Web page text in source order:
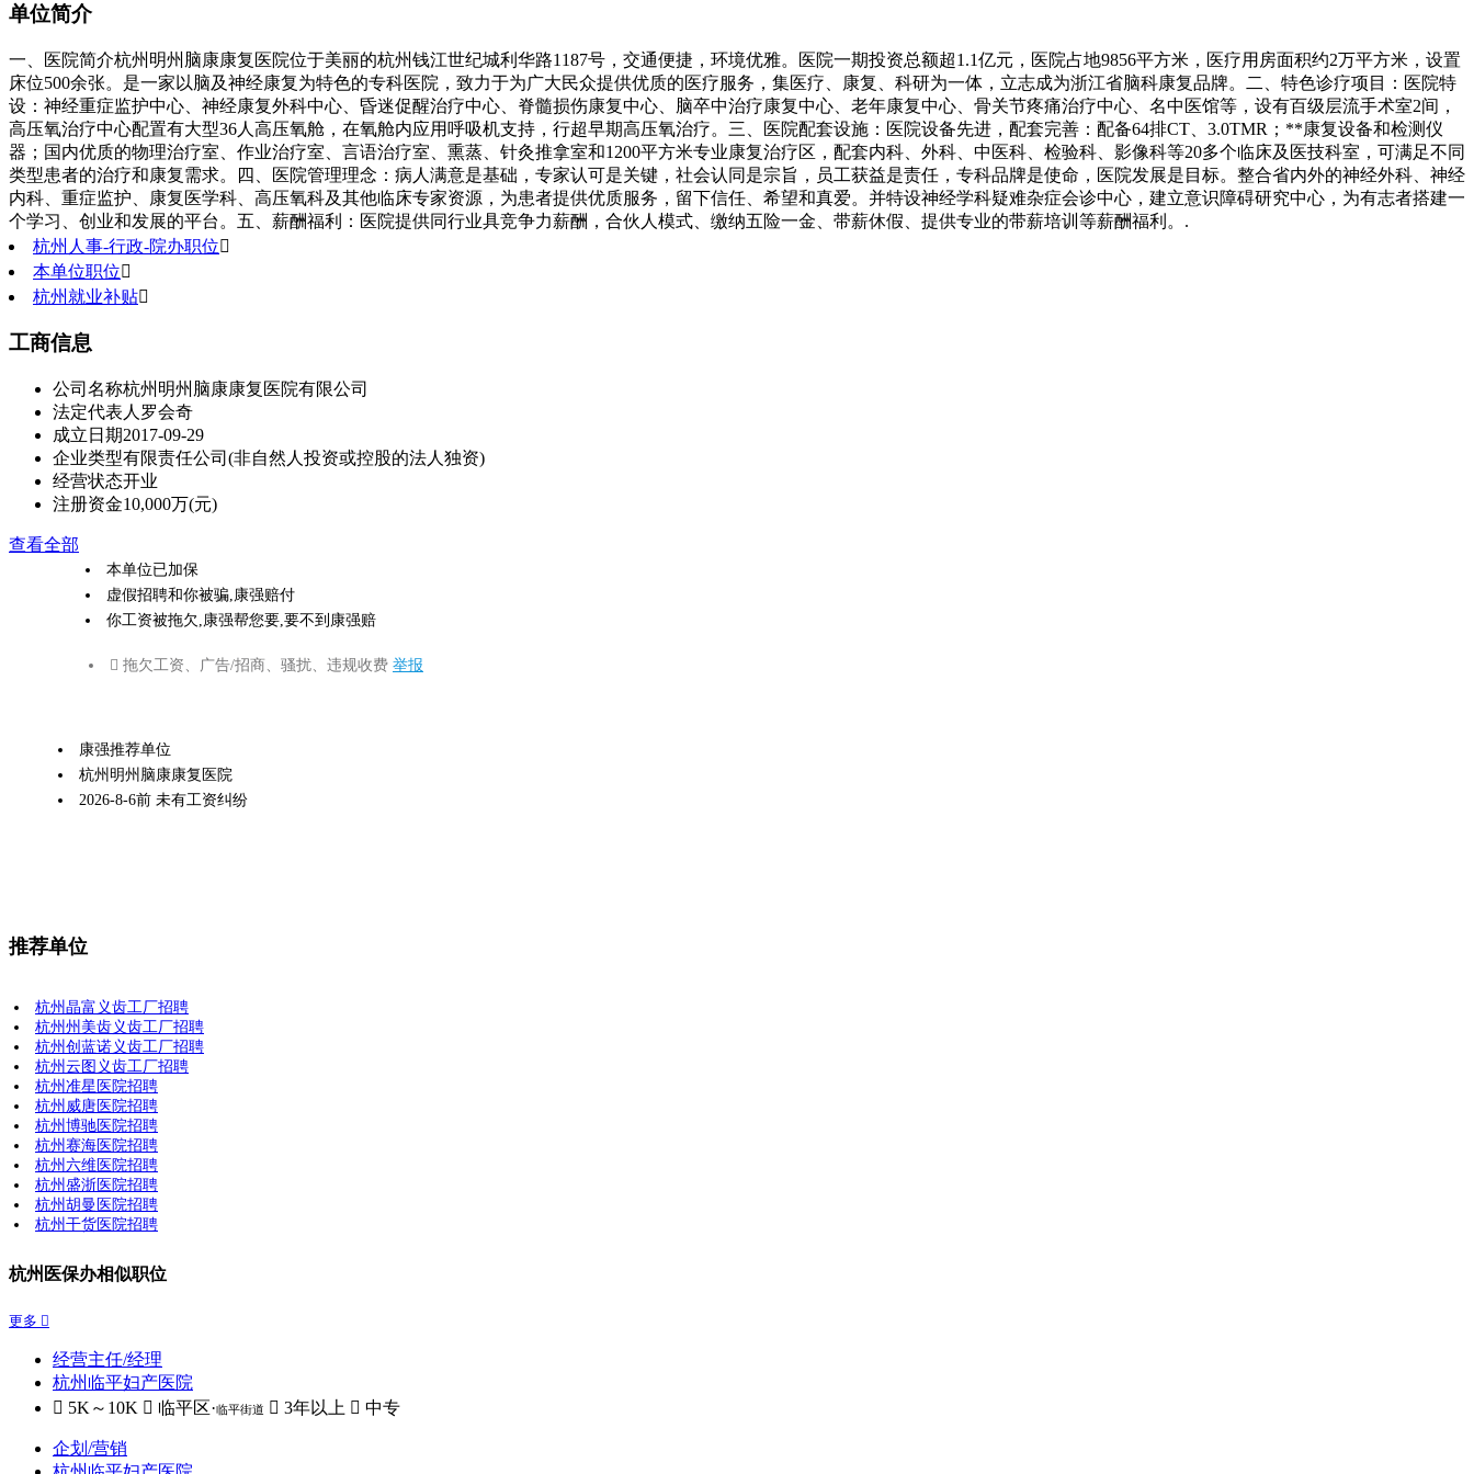
单位简介
一、医院简介杭州明州脑康康复医院位于美丽的杭州钱江世纪城利华路1187号，交通便捷，环境优雅。医院一期投资总额超1.1亿元，医院占地9856平方米，医疗用房面积约2万平方米，设置
床位500余张。是一家以脑及神经康复为特色的专科医院，致力于为广大民众提供优质的医疗服务，集医疗、康复、科研为一体，立志成为浙江省脑科康复品牌。二、特色诊疗项目：医院特
设：神经重症监护中心、神经康复外科中心、昏迷促醒治疗中心、脊髓损伤康复中心、脑卒中治疗康复中心、老年康复中心、骨关节疼痛治疗中心、名中医馆等，设有百级层流手术室2间，
高压氧治疗中心配置有大型36人高压氧舱，在氧舱内应用呼吸机支持，行超早期高压氧治疗。三、医院配套设施：医院设备先进，配套完善：配备64排CT、3.0TMR；**康复设备和检测仪
器；国内优质的物理治疗室、作业治疗室、言语治疗室、熏蒸、针灸推拿室和1200平方米专业康复治疗区，配套内科、外科、中医科、检验科、影像科等20多个临床及医技科室，可满足不同
类型患者的治疗和康复需求。四、医院管理理念：病人满意是基础，专家认可是关键，社会认同是宗旨，员工获益是责任，专科品牌是使命，医院发展是目标。整合省内外的神经外科、神经
内科、重症监护、康复医学科、高压氧科及其他临床专家资源，为患者提供优质服务，留下信任、希望和真爱。并特设神经学科疑难杂症会诊中心，建立意识障碍研究中心，为有志者搭建一
个学习、创业和发展的平台。五、薪酬福利：医院提供同行业具竞争力薪酬，合伙人模式、缴纳五险一金、带薪休假、提供专业的带薪培训等薪酬福利。.
杭州人事-行政-院办职位
本单位职位
杭州就业补贴
工商信息
公司名称杭州明州脑康康复医院有限公司
法定代表人 罗会奇
成立日期2017-09-29
企业类型有限责任公司(非自然人投资或控股的法人独资)
经营状态开业
注册资金10,000万(元)
查看全部
本单位已加保
虚假招聘和你被骗,康强赔付
你工资被拖欠,康强帮您要,要不到康强赔
 拖欠工资、广告/招商、骚扰、违规收费 举报
康强推荐单位
杭州明州脑康康复医院
2026-8-6前 未有工资纠纷
推荐单位
杭州晶富义齿工厂招聘
杭州州美齿义齿工厂招聘
杭州创蓝诺义齿工厂招聘
杭州云图义齿工厂招聘
杭州准星医院招聘
杭州威唐医院招聘
杭州博驰医院招聘
杭州赛海医院招聘
杭州六维医院招聘
杭州盛浙医院招聘
杭州胡曼医院招聘
杭州干货医院招聘
杭州医保办相似职位
更多 
经营主任/经理
杭州临平妇产医院
 5K～10K  临平区·临平街道  3年以上  中专
企划/营销